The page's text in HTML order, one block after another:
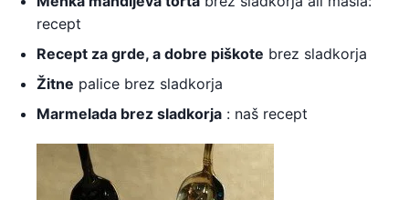
recept
Recept za grde, a dobre piškote brez sladkorja
Žitne palice brez sladkorja
Marmelada brez sladkorja : naš recept